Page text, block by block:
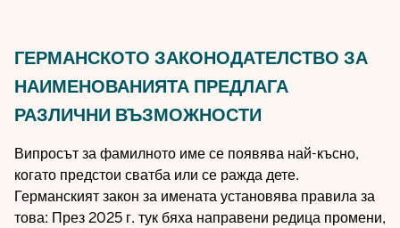
ГЕРМАНСКОТО ЗАКОНОДАТЕЛСТВО ЗА
НАИМЕНОВАНИЯТА ПРЕДЛАГА
РАЗЛИЧНИ ВЪЗМОЖНОСТИ
Випросът за фамилното име се появява най-късно,
когато предстои сватба или се ражда дете.
Германският закон за имената установява правила за
това: През 2025 г. тук бяха направени редица промени,